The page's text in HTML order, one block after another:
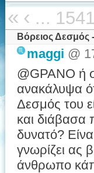
« ‹ ... 1541
Βόρειος Δεσμός
maggi @
@GPANO ή
ανακάλυψα
Δεσμός του
και διάβασα
δυνατό?
γνωρίζει ας
άνθρωπο